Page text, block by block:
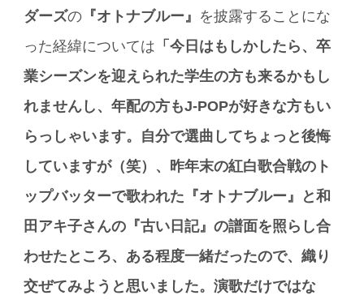
ダーズの 『オトナブルー』 を披露することにな
った経緯については 「今日はもしかしたら、卒
業シーズンを迎えられた学生の方も来るかもし
れませんし、年配の方もJ-POPが好きな方もい
らっしゃいます。自分で選曲してちょっと後悔
していますが（笑）、昨年末の紅白歌合戦のト
ップバッターで歌われた『オトナブルー』と和
田アキ子さんの『古い日記』の譜面を照らし合
わせたところ、ある程度一緒だったので、織り
交ぜてみようと思いました。演歌だけではな